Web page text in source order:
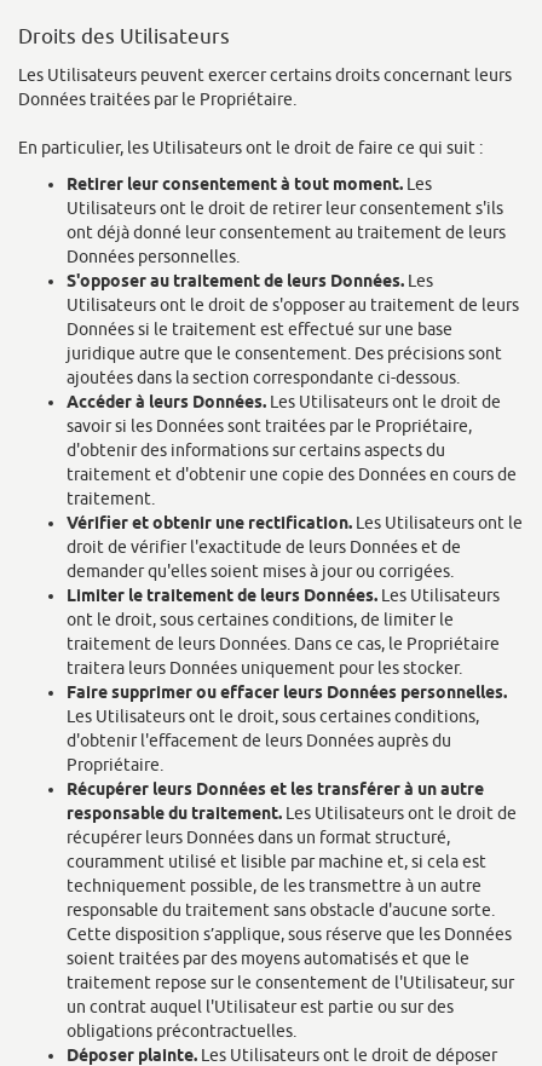
Droits des Utilisateurs
Les Utilisateurs peuvent exercer certains droits concernant leurs
Données traitées par le Propriétaire.
En particulier, les Utilisateurs ont le droit de faire ce qui suit :
Retirer leur consentement à tout moment. Les
Utilisateurs ont le droit de retirer leur consentement s'ils
ont déjà donné leur consentement au traitement de leurs
Données personnelles.
S'opposer au traitement de leurs Données. Les
Utilisateurs ont le droit de s'opposer au traitement de leurs
Données si le traitement est effectué sur une base
juridique autre que le consentement. Des précisions sont
ajoutées dans la section correspondante ci-dessous.
Accéder à leurs Données. Les Utilisateurs ont le droit de
savoir si les Données sont traitées par le Propriétaire,
d'obtenir des informations sur certains aspects du
traitement et d'obtenir une copie des Données en cours de
traitement.
Vérifier et obtenir une rectification. Les Utilisateurs ont le
droit de vérifier l'exactitude de leurs Données et de
demander qu'elles soient mises à jour ou corrigées.
Limiter le traitement de leurs Données. Les Utilisateurs
ont le droit, sous certaines conditions, de limiter le
traitement de leurs Données. Dans ce cas, le Propriétaire
traitera leurs Données uniquement pour les stocker.
Faire supprimer ou effacer leurs Données personnelles.
Les Utilisateurs ont le droit, sous certaines conditions,
d'obtenir l'effacement de leurs Données auprès du
Propriétaire.
Récupérer leurs Données et les transférer à un autre
responsable du traitement. Les Utilisateurs ont le droit de
récupérer leurs Données dans un format structuré,
couramment utilisé et lisible par machine et, si cela est
techniquement possible, de les transmettre à un autre
responsable du traitement sans obstacle d'aucune sorte.
Cette disposition s’applique, sous réserve que les Données
soient traitées par des moyens automatisés et que le
traitement repose sur le consentement de l'Utilisateur, sur
un contrat auquel l'Utilisateur est partie ou sur des
obligations précontractuelles.
Déposer plainte. Les Utilisateurs ont le droit de déposer